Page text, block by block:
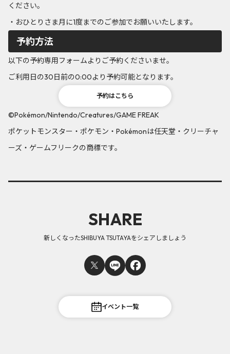
ください。
・おひとりさま月に1度までのご参加でお願いいたします。
予約方法
以下の予約専用フォームよりご予約くださいませ。
ご利用日の30日前の0:00より予約可能となります。
予約はこちら
©Pokémon/Nintendo/Creatures/GAME FREAK
ポケットモンスター・ポケモン・Pokémonは任天堂・クリーチャ
ーズ・ゲームフリークの商標です。
SHARE
新しくなったSHIBUYA TSUTAYAをシェアしましょう
イベント一覧